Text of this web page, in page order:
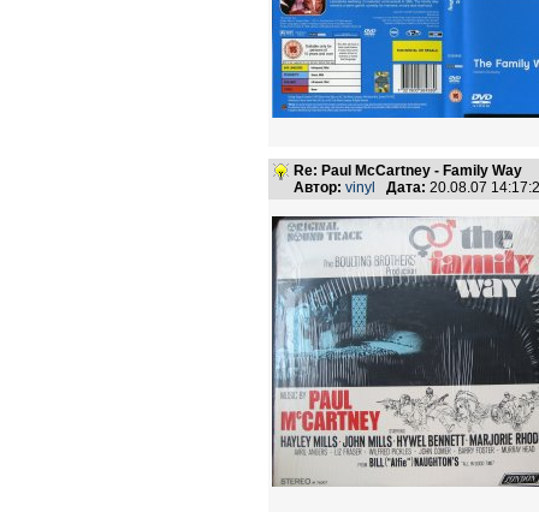
Re: Paul McCartney - Family Way
Автор: vinyl Дата: 20.08.07